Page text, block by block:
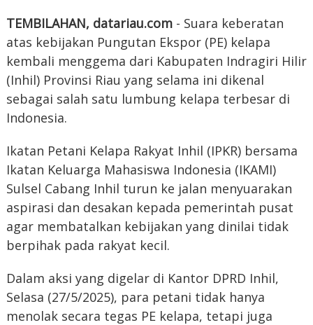
TEMBILAHAN, datariau.com- Suara keberatan
atas kebijakan Pungutan Ekspor (PE) kelapa
kembali menggema dari Kabupaten Indragiri Hilir
(Inhil) Provinsi Riau yang selama ini dikenal
sebagai salah satu lumbung kelapa terbesar di
Indonesia.
Ikatan Petani Kelapa Rakyat Inhil (IPKR) bersama
Ikatan Keluarga Mahasiswa Indonesia (IKAMI)
Sulsel Cabang Inhil turun ke jalan menyuarakan
aspirasi dan desakan kepada pemerintah pusat
agar membatalkan kebijakan yang dinilai tidak
berpihak pada rakyat kecil.
Dalam aksi yang digelar di Kantor DPRD Inhil,
Selasa (27/5/2025), para petani tidak hanya
menolak secara tegas PE kelapa, tetapi juga